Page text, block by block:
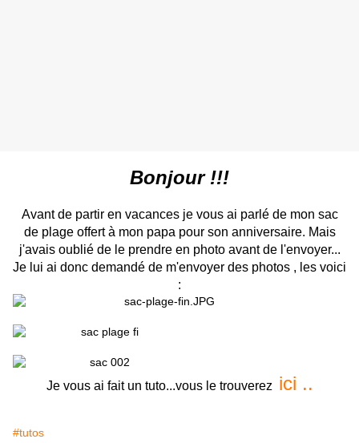
Bonjour !!!
Avant de partir en vacances je vous ai parlé de mon sac
de plage offert à mon papa pour son anniversaire. Mais
j'avais oublié de le prendre en photo avant de l'envoyer...
Je lui ai donc demandé de m'envoyer des photos , les voici
:
Je vous ai fait un tuto...vous le trouverez ici ..
#tutos